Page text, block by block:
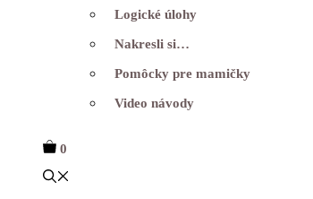
Logické úlohy
Nakresli si…
Pomôcky pre mamičky
Video návody
0